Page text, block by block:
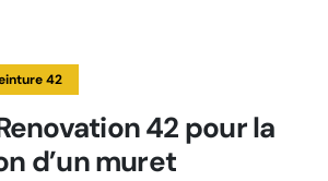
42
42 pour la
d’un muret